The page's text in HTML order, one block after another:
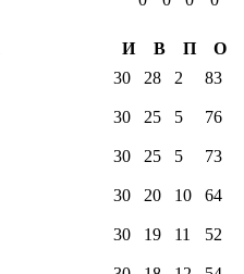
И В П
О
30 28 2 83
30 25 5 76
30 25 5 73
30 20 10 64
30 19 11 52